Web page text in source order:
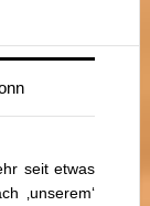
seit etwas
‚unserem‘